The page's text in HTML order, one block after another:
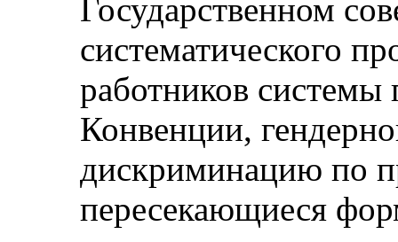
Государственном
систематического
работников
Конвенции,
дискриминацию по
пересекающиеся